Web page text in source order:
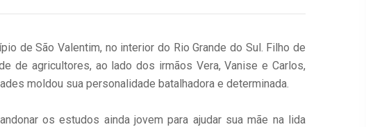
de São Valentim, no interior do Rio Grande do Sul. Filho de
de agricultores, ao lado dos irmãos Vera, Vanise e Carlos,
moldou sua personalidade batalhadora e determinada.
os estudos ainda jovem para ajudar sua mãe na lida